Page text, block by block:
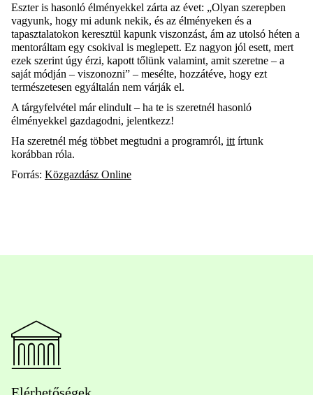
Eszter is hasonló élményekkel zárta az évet: „Olyan szerepben
vagyunk, hogy mi adunk nekik, és az élményeken és a
tapasztalatokon keresztül kapunk viszonzást, ám az utolsó héten a
mentoráltam egy csokival is meglepett. Ez nagyon jól esett, mert
ezek szerint úgy érzi, kapott tőlünk valamint, amit szeretne – a
saját módján – viszonozni” – mesélte, hozzátéve, hogy ezt
természetesen egyáltalán nem várják el.
A tárgyfelvétel már elindult – ha te is szeretnél hasonló
élményekkel gazdagodni, jelentkezz!
Ha szeretnél még többet megtudni a programról, itt írtunk
korábban róla.
Forrás: Közgazdász Online
Elérhetőségek